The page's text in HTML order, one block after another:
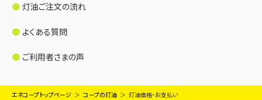
灯油ご注文の流れ
よくある質問
ご利用者さまの声
エネコープトップページ コープの灯油 灯油価格・お支払い